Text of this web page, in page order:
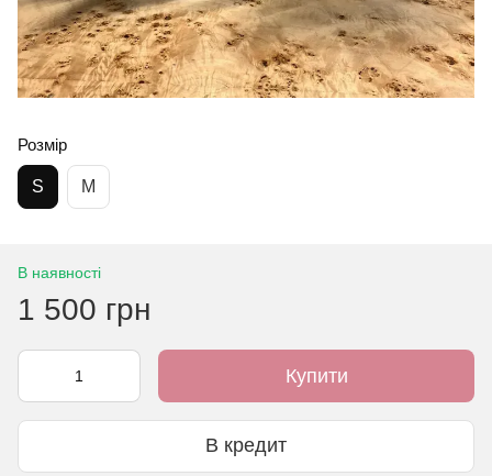
Розмір
S M
В наявності
1 500 грн
Купити
В кредит